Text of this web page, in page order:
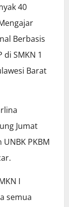
40
Berbasis
SMKN 1
Barat
Jumat
PKBM
I
semua